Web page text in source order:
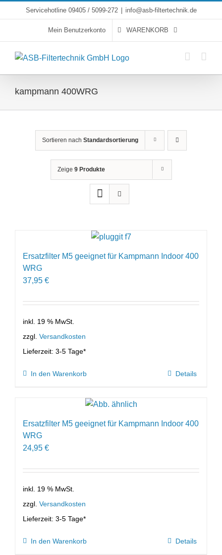
to
Servicehotline 09405 / 5099-272 info@asb-filtertechnik.de
Mein Benutzerkonto WARENKORB
kampmann 400WRG
Sortieren nach Standardsortierung
Zeige 9 Produkte
Ersatzfilter M5 geeignet für Kampmann Indoor 400
WRG
37,95 €
inkl. 19 % MwSt.
zzgl. Versandkosten
Lieferzeit: 3-5 Tage*
In den Warenkorb Details
Ersatzfilter M5 geeignet für Kampmann Indoor 400
WRG
24,95 €
inkl. 19 % MwSt.
zzgl. Versandkosten
Lieferzeit: 3-5 Tage*
In den Warenkorb Details